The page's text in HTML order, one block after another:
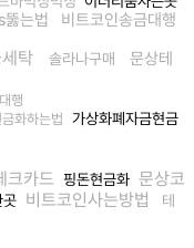
는법 비트코인송금대행
탁 솔라나구매
문상테
행
화하는법
가상화폐자금현금
크카드 핑돈현금화 문상코
곳 비트코인사는방법
테